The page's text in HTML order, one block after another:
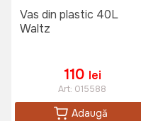
Vas din plastic 40L
Waltz
110 lei
Art: 015588
Adaugă